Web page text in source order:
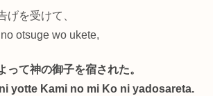
げを受けて、
otsuge wo ukete,
って神の御子を宿された。
yotte Kami no mi Ko ni yadosareta.